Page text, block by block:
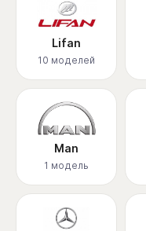
Lifan
10 моделей
Man
1 модель